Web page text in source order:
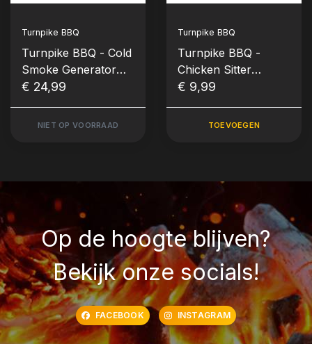
Turnpike BBQ
Turnpike BBQ - Cold
Smoke Generator
(CSG, materiaal
€ 24,99
NIET OP VOORRAAD
Turnpike BBQ
Turnpike BBQ -
Chicken Sitter
(Stainless Steel)
€ 9,99
TOEVOEGEN
Op de hoogte blijven?
Bekijk onze socials!
FACEBOOK INSTAGRAM